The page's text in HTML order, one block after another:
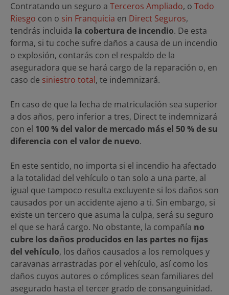
Contratando un seguro a Terceros Ampliado, o Todo
Riesgo con o sin Franquicia en Direct Seguros,
tendrás incluida la cobertura de incendio. De esta
forma, si tu coche sufre daños a causa de un incendio
o explosión, contarás con el respaldo de la
aseguradora que se hará cargo de la reparación o, en
caso de siniestro total, te indemnizará.
En caso de que la fecha de matriculación sea superior
a dos años, pero inferior a tres, Direct te indemnizará
con el 100 % del valor de mercado más el 50 % de su
diferencia con el valor de nuevo.
En este sentido, no importa si el incendio ha afectado
a la totalidad del vehículo o tan solo a una parte, al
igual que tampoco resulta excluyente si los daños son
causados por un accidente ajeno a ti. Sin embargo, si
existe un tercero que asuma la culpa, será su seguro
el que se hará cargo. No obstante, la compañía no
cubre los daños producidos en las partes no fijas
del vehículo, los daños causados a los remolques y
caravanas arrastradas por el vehículo, así como los
daños cuyos autores o cómplices sean familiares del
asegurado hasta el tercer grado de consanguinidad.